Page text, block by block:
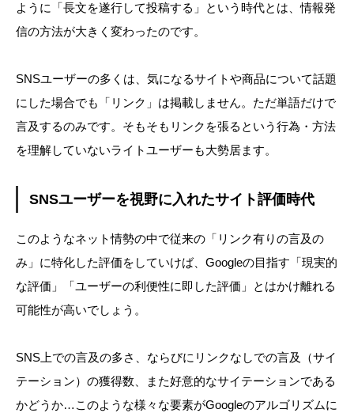
ように「長文を遂行して投稿する」という時代とは、情報発
信の方法が大きく変わったのです。
SNSユーザーの多くは、気になるサイトや商品について話題
にした場合でも「リンク」は掲載しません。ただ単語だけで
言及するのみです。そもそもリンクを張るという行為・方法
を理解していないライトユーザーも大勢居ます。
SNSユーザーを視野に入れたサイト評価時代
このようなネット情勢の中で従来の「リンク有りの言及の
み」に特化した評価をしていけば、Googleの目指す「現実的
な評価」「ユーザーの利便性に即した評価」とはかけ離れる
可能性が高いでしょう。
SNS上での言及の多さ、ならびにリンクなしでの言及（サイ
テーション）の獲得数、また好意的なサイテーションである
かどうか…このような様々な要素がGoogleのアルゴリズムに